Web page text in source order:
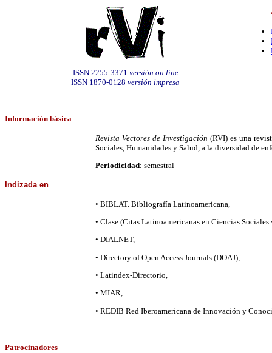
ISSN 2255-3371 versión on line
ISSN 1870-0128 versión impresa
Información básica
Revista Vectores de Investigación (RVI) es una
Sociales, Humanidades y Salud, a la diversidad de
Periodicidad: semestral
Indizadaen
• BIBLAT. Bibliografía Latinoamericana,
• Clase (Citas Latinoamericanas en Ciencias Sociales
• DIALNET,
• Directory of Open Access Journals (DOAJ),
• Latindex-Directorio,
• MIAR,
• REDIB Red Iberoamericana de Innovación y
Patrocinadores